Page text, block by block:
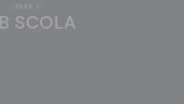
SILEX
SCOLA